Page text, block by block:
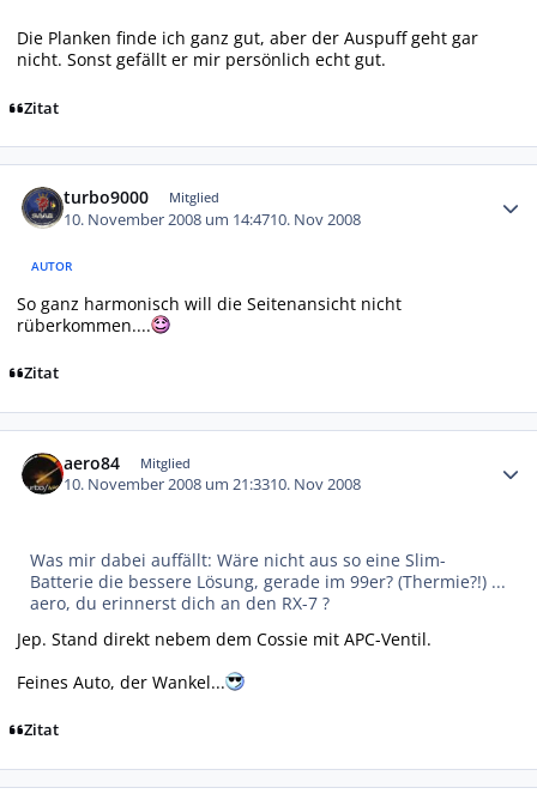
Die Planken finde ich ganz gut, aber der Auspuff geht gar
nicht. Sonst gefällt er mir persönlich echt gut.
Zitat
turbo9000 Mitglied
10. November 2008 um 14:4710. Nov 2008
AUTOR
So ganz harmonisch will die Seitenansicht nicht
rüberkommen....
Zitat
aero84 Mitglied
10. November 2008 um 21:3310. Nov 2008
Was mir dabei auffällt: Wäre nicht aus so eine Slim-
Batterie die bessere Lösung, gerade im 99er? (Thermie?!) ...
aero, du erinnerst dich an den RX-7 ?
Jep. Stand direkt nebem dem Cossie mit APC-Ventil.
Feines Auto, der Wankel...
Zitat